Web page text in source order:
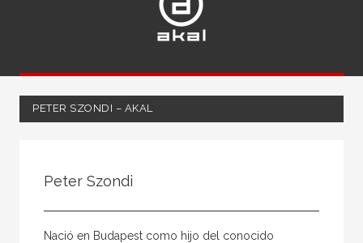
PETER SZONDI – AKAL
Peter Szondi
Nació en Budapest como hijo del conocido